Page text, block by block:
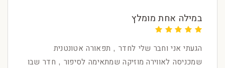
במילה אחת מומלץ
הגעתי אני וחבר שלי לחדר , תפאורה אטונטנית
שמכניסה לאווירה מוזיקה שמתאימה לסיפור , חדר שבו